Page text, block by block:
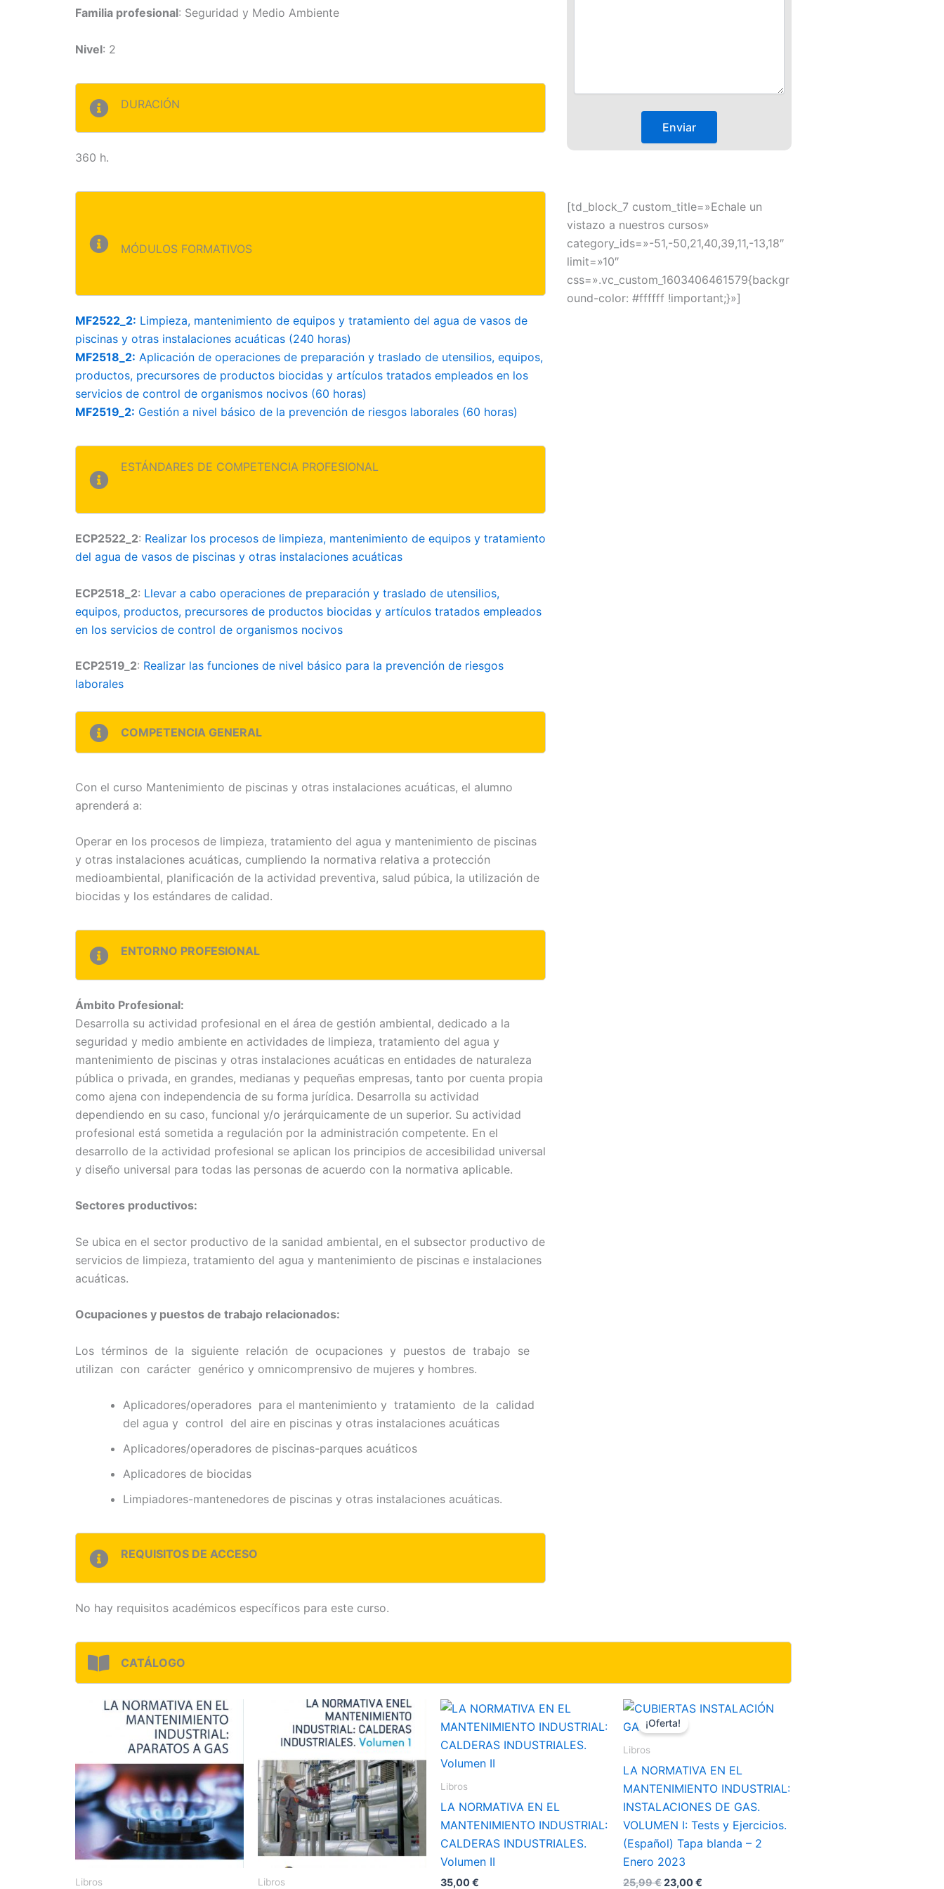
Familia profesional: Seguridad y Medio Ambiente
Nivel: 2
DURACIÓN
360 h.
MÓDULOS FORMATIVOS
MF2522_2: Limpieza, mantenimiento de equipos y tratamiento del agua de vasos de
piscinas y otras instalaciones acuáticas (240 horas)
MF2518_2: Aplicación de operaciones de preparación y traslado de utensilios, equipos,
productos, precursores de productos biocidas y artículos tratados empleados en los
servicios de control de organismos nocivos (60 horas)
MF2519_2: Gestión a nivel básico de la prevención de riesgos laborales (60 horas)
ESTÁNDARES DE COMPETENCIA PROFESIONAL
ECP2522_2: Realizar los procesos de limpieza, mantenimiento de equipos y tratamiento
del agua de vasos de piscinas y otras instalaciones acuáticas
ECP2518_2: Llevar a cabo operaciones de preparación y traslado de utensilios,
equipos, productos, precursores de productos biocidas y artículos tratados empleados
en los servicios de control de organismos nocivos
ECP2519_2: Realizar las funciones de nivel básico para la prevención de riesgos
laborales
COMPETENCIA GENERAL
Con el curso Mantenimiento de piscinas y otras instalaciones acuáticas, el alumno
aprenderá a:
Operar en los procesos de limpieza, tratamiento del agua y mantenimiento de piscinas
y otras instalaciones acuáticas, cumpliendo la normativa relativa a protección
medioambiental, planificación de la actividad preventiva, salud púbica, la utilización de
biocidas y los estándares de calidad.
ENTORNO PROFESIONAL
Ámbito Profesional:
Desarrolla su actividad profesional en el área de gestión ambiental, dedicado a la
seguridad y medio ambiente en actividades de limpieza, tratamiento del agua y
mantenimiento de piscinas y otras instalaciones acuáticas en entidades de naturaleza
pública o privada, en grandes, medianas y pequeñas empresas, tanto por cuenta propia
como ajena con independencia de su forma jurídica. Desarrolla su actividad
dependiendo en su caso, funcional y/o jerárquicamente de un superior. Su actividad
profesional está sometida a regulación por la administración competente. En el
desarrollo de la actividad profesional se aplican los principios de accesibilidad universal
y diseño universal para todas las personas de acuerdo con la normativa aplicable.
Sectores productivos:
Se ubica en el sector productivo de la sanidad ambiental, en el subsector productivo de
servicios de limpieza, tratamiento del agua y mantenimiento de piscinas e instalaciones
acuáticas.
Ocupaciones y puestos de trabajo relacionados:
Los términos de la siguiente relación de ocupaciones y puestos de trabajo se
utilizan con carácter genérico y omnicomprensivo de mujeres y hombres.
Aplicadores/operadores para el mantenimiento y tratamiento de la calidad
del agua y control del aire en piscinas y otras instalaciones acuáticas
Aplicadores/operadores de piscinas-parques acuáticos
Aplicadores de biocidas
Limpiadores-mantenedores de piscinas y otras instalaciones acuáticas.
REQUISITOS DE ACCESO
No hay requisitos académicos específicos para este curso.
[td_block_7 custom_title=»Echale un
vistazo a nuestros cursos»
category_ids=»-51,-50,21,40,39,11,-13,18″
limit=»10″
css=».vc_custom_1603406461579{backgr
ound-color: #ffffff !important;}»]
CATÁLOGO
Libros Libros
Libros
LA NORMATIVA EN EL
MANTENIMIENTO INDUSTRIAL:
CALDERAS INDUSTRIALES.
Volumen II
35,00€
¡Oferta!
Libros
LA NORMATIVA EN EL
MANTENIMIENTO INDUSTRIAL:
INSTALACIONES DE GAS.
VOLUMEN I: Tests y Ejercicios.
(Español) Tapa blanda – 2
Enero 2023
25,99€
El
precio
original
23,00€
El
precio